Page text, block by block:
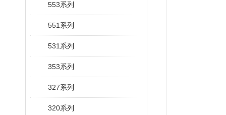
553系列
551系列
531系列
353系列
327系列
320系列